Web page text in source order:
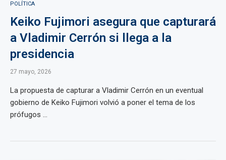
POLÍTICA
Keiko Fujimori asegura que capturará
a Vladimir Cerrón si llega a la
presidencia
27 mayo, 2026
La propuesta de capturar a Vladimir Cerrón en un eventual
gobierno de Keiko Fujimori volvió a poner el tema de los
prófugos ...